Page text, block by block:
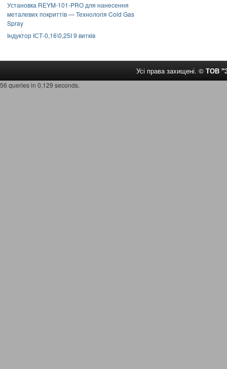
Установка REYM-101-PRO для нанесення
металевих покриттів — Технологія Cold Gas
Spray
Індуктор ІСТ-0,16\0,25І 9 витків
Усі права захищені. © ТОВ
56 queries in 0,129 seconds.